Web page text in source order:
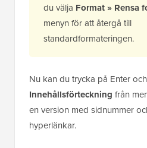
du välja Format » Rensa
menyn för att återgå till
standardformateringen.
Nu kan du trycka på Enter
Innehållsförteckning från
en version med sidnummer
hyperlänkar.